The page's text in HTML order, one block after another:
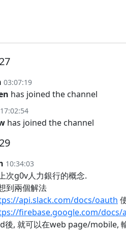
03:07:19
has joined the channel
17:02:54
has joined the channel
10:34:03
次g0v人力銀行的概念.
到兩個解法
api.slack.com/docs/oauth
firebase.google.com/docs/
後, 就可以在web page/mobile,